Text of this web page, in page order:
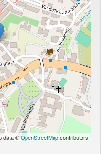
data ©OpenStreetMapcontributors